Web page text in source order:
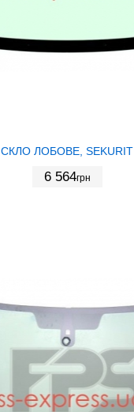
СКЛО ЛОБОВЕ, SEKURIT
6 564грн